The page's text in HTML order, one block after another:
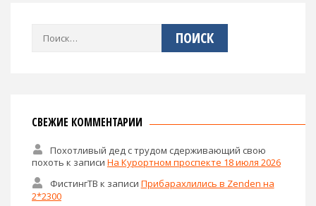
Найти:
СВЕЖИЕ КОММЕНТАРИИ
Похотливый дед с трудом сдерживающий свою
похоть к записи На Курортном проспекте 18 июля 2026
ФистингТВ к записи Прибарахлились в Zenden на
2*2300